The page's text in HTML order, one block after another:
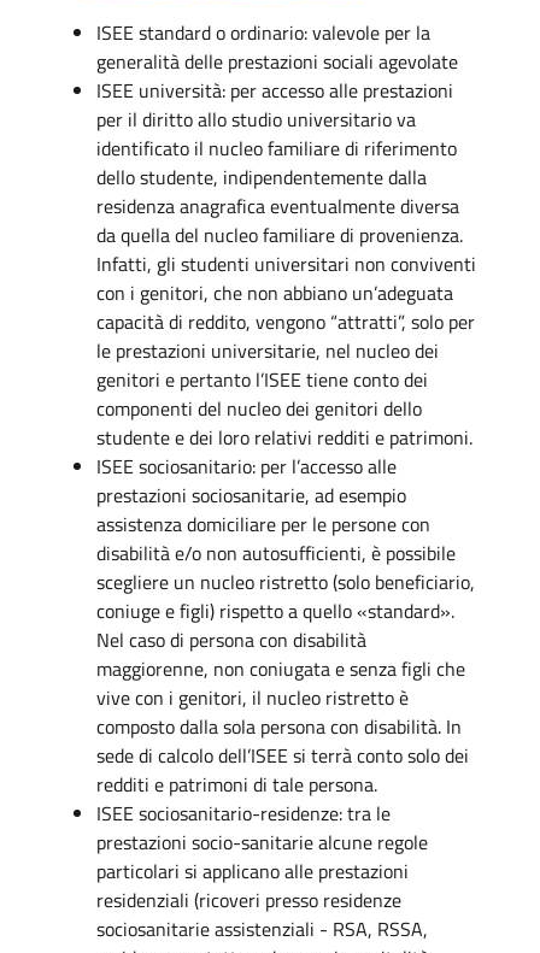
ISEE standard o ordinario: valevole per la
generalità delle prestazioni sociali agevolate
ISEE università: per accesso alle prestazioni
per il diritto allo studio universitario va
identificato il nucleo familiare di riferimento
dello studente, indipendentemente dalla
residenza anagrafica eventualmente diversa
da quella del nucleo familiare di provenienza.
Infatti, gli studenti universitari non conviventi
con i genitori, che non abbiano un’adeguata
capacità di reddito, vengono “attratti”, solo per
le prestazioni universitarie, nel nucleo dei
genitori e pertanto l’ISEE tiene conto dei
componenti del nucleo dei genitori dello
studente e dei loro relativi redditi e patrimoni.
ISEE sociosanitario: per l’accesso alle
prestazioni sociosanitarie, ad esempio
assistenza domiciliare per le persone con
disabilità e/o non autosufficienti, è possibile
scegliere un nucleo ristretto (solo beneficiario,
coniuge e figli) rispetto a quello «standard».
Nel caso di persona con disabilità
maggiorenne, non coniugata e senza figli che
vive con i genitori, il nucleo ristretto è
composto dalla sola persona con disabilità. In
sede di calcolo dell’ISEE si terrà conto solo dei
redditi e patrimoni di tale persona.
ISEE sociosanitario-residenze: tra le
prestazioni socio-sanitarie alcune regole
particolari si applicano alle prestazioni
residenziali (ricoveri presso residenze
sociosanitarie assistenziali - RSA, RSSA,